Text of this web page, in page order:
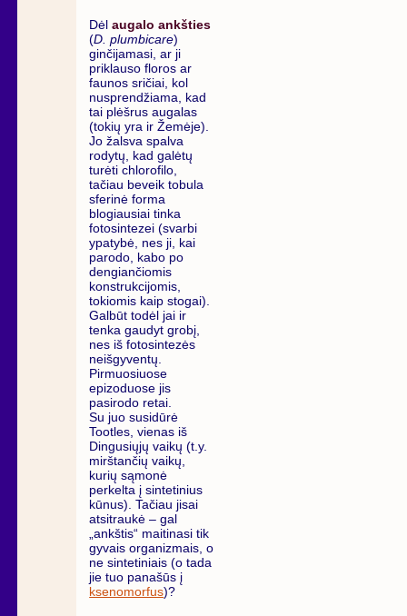
Dėlaugalo ankšties
(D. plumbicare)
ginčijamasi, ar ji
priklauso floros ar
faunos sričiai, kol
nusprendžiama, kad
tai plėšrus augalas
(tokių yra ir Žemėje).
Jo žalsva spalva
rodytų, kad galėtų
turėti chlorofilo,
tačiau beveik tobula
sferinė forma
blogiausiai tinka
fotosintezei (svarbi
ypatybė, nes ji, kai
parodo, kabo po
dengiančiomis
konstrukcijomis,
tokiomis kaip stogai).
Galbūt todėl jai ir
tenka gaudyt grobį,
nes iš fotosintezės
neišgyventų.
Pirmuosiuose
epizoduose jis
pasirodo retai.
Su juo susidūrė
Tootles, vienas iš
Dingusiųjų vaikų (t.y.
mirštančių vaikų,
kurių sąmonė
perkelta į sintetinius
kūnus). Tačiau jisai
atsitraukė – gal
„ankštis“ maitinasi tik
gyvais organizmais, o
ne sintetiniais (o tada
jie tuo panašūs į
ksenomorfus)?